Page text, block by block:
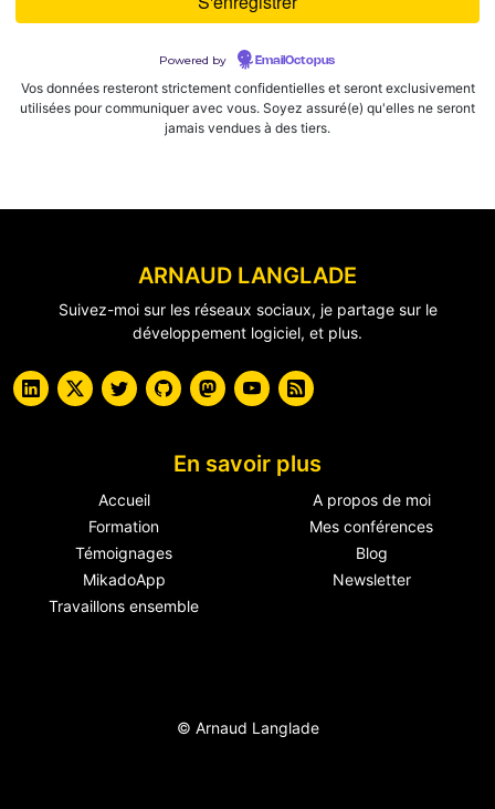
Powered by EmailOctopus
Vos données resteront strictement confidentielles et seront exclusivement
utilisées pour communiquer avec vous. Soyez assuré(e) qu'elles ne seront
jamais vendues à des tiers.
ARNAUD LANGLADE
Suivez-moi sur les réseaux sociaux, je partage sur le
développement logiciel, et plus.
En savoir plus
Accueil
A propos de moi
Formation
Mes conférences
Témoignages
Blog
MikadoApp
Newsletter
Travaillons ensemble
© Arnaud Langlade